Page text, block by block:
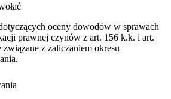
oceny dowodów w sprawach
prawnej czynów z art. 156 k.k. i art.
z zaliczaniem okresu